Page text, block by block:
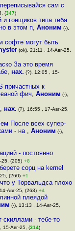
сам с
(347)
гонщиков типа тебя
в этом п,Аноним (-),
софте могут быть
(ok), 21:11 , 14-Авг-25,
За это время
, нах. (?), 12:05 , 15-
причастных к
фич, Аноним (-),
, нах. (?), 16:55 , 17-Авг-25,
После всех супер-
- на ,Аноним (-),
- постоянно
25, (205) +8
сорц на kernel
(260) +1
у Торвальдса плохо
Авг-25, (263) +4
плеядой
(-), 13:13 , 14-Авг-25,
скиллами - тебе-то
15-Авг-25, (314)